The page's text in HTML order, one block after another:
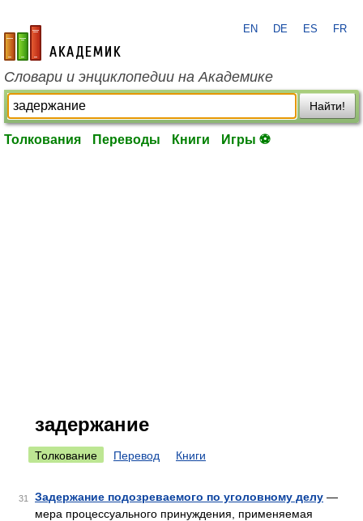
academic.ru
EN DE ES FR
Словари и энциклопедии на Академике
Найти!
Толкования Переводы Книги Игры ⚽
задержание
Толкование Перевод Книги
31 Задержание подозреваемого по уголовному делу —
мера процессуального принуждения, применяемая